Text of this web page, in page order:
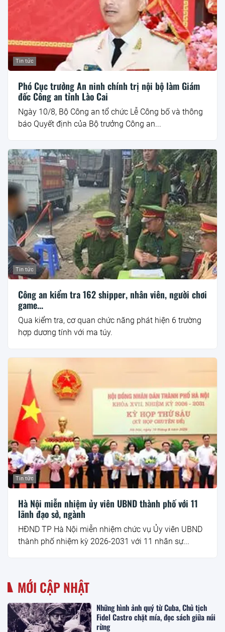
Tin tức
Phó Cục trưởng An ninh chính trị nội bộ làm Giám
đốc Công an tỉnh Lào Cai
Ngày 10/8, Bộ Công an tổ chức Lễ Công bố và thông
báo Quyết định của Bộ trưởng Công an...
Tin tức
Công an kiểm tra 162 shipper, nhân viên, người chơi
game...
Qua kiểm tra, cơ quan chức năng phát hiện 6 trường
hợp dương tính với ma túy.
Tin tức
Hà Nội miễn nhiệm ủy viên UBND thành phố với 11
lãnh đạo sở, ngành
HĐND TP Hà Nội miễn nhiệm chức vụ Ủy viên UBND
thành phố nhiệm kỳ 2026-2031 với 11 nhân sự...
MỚI CẬP NHẬT
Những hình ảnh quý từ Cuba, Chủ tịch
Fidel Castro chặt mía, đọc sách giữa núi
rừng